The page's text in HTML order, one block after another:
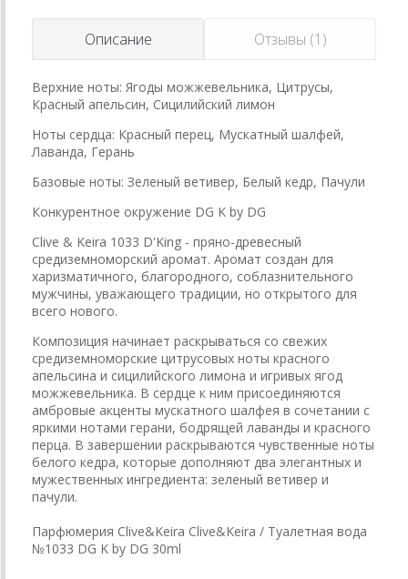
Описание Отзывы (1)
Верхние ноты: Ягоды можжевельника, Цитрусы,
Красный апельсин, Сицилийский лимон
Ноты сердца: Красный перец, Мускатный шалфей,
Лаванда, Герань
Базовые ноты: Зеленый ветивер, Белый кедр, Пачули
Конкурентное окружение DG K by DG
Clive & Keira 1033 D'King - пряно-древесный
средиземноморский аромат. Аромат создан для
харизматичного, благородного, соблазнительного
мужчины, уважающего традиции, но открытого для
всего нового.
Композиция начинает раскрываться со свежих
средиземноморские цитрусовых ноты красного
апельсина и сицилийского лимона и игривых ягод
можжевельника. В сердце к ним присоединяются
амбровые акценты мускатного шалфея в сочетании с
яркими нотами герани, бодрящей лаванды и красного
перца. В завершении раскрываются чувственные ноты
белого кедра, которые дополняют два элегантных и
мужественных ингредиента: зеленый ветивер и
пачули.
Парфюмерия Clive&Keira Clive&Keira / Туалетная вода
№1033 DG K by DG 30ml